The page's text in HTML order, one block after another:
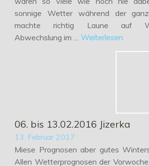
sonnige Wetter während der
machte richtig Laune auf
Abwechslung im … Weiterlesen
06. bis 13.02.2016 Jizerka
13. Februar 2017
Miese Prognosen aber gutes
Allen Wetterprognosen der